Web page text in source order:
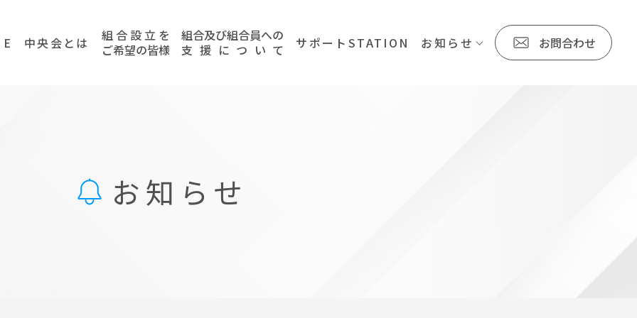
中央会とは 組 合設立 を
ご希望の皆様
組合及び組合員への
支 援 に つ い て サポートSTATION お知らせ お問合わせ
お知らせ